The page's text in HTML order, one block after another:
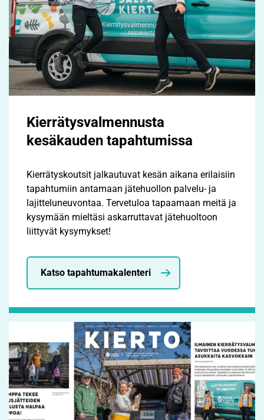
Kierrätysvalmennusta
kesäkauden tapahtumissa
Kierrätyskoutsit jalkautuvat kesän aikana erilaisiin
tapahtumiin antamaan jätehuollon palvelu- ja
lajitteluneuvontaa. Tervetuloa tapaamaan meitä ja
kysymään mieltäsi askarruttavat jätehuoltoon
liittyvät kysymykset!
Katso tapahtumakalenteri